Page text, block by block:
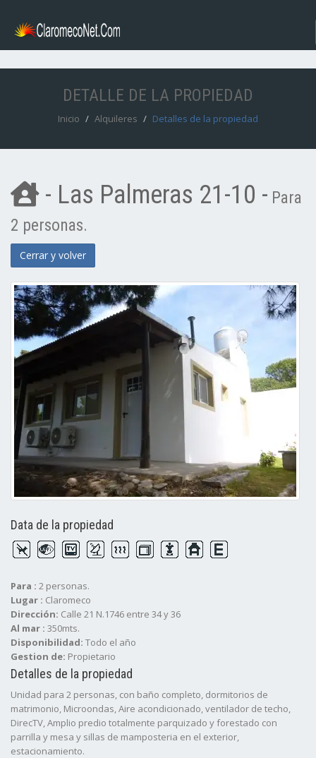
DETALLE DE LA PROPIEDAD
Inicio Alquileres Detalles de la propiedad
- Las Palmeras 21-10 - Para
2 personas.
Cerrar y volver
Data de la propiedad
Para : 2 personas.
Lugar : Claromeco
Dirección: Calle 21 N.1746 entre 34 y 36
Al mar : 350mts.
Disponibilidad: Todo el año
Gestion de: Propietario
Detalles de la propiedad
Unidad para 2 personas, con baño completo, dormitorios de
matrimonio, Microondas, Aire acondicionado, ventilador de techo,
DirecTV, Amplio predio totalmente parquizado y forestado con
parrilla y mesa y sillas de mamposteria en el exterior,
estacionamiento.